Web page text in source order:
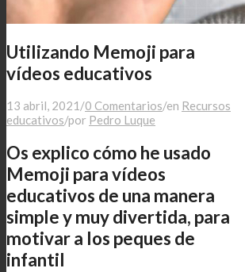
Utilizando Memoji para
vídeos educativos
13 abril, 2021 /0 Comentarios/en Recursos
educativos/por Pedro Luque
Os explico cómo he usado
Memoji para vídeos
educativos de una manera
simple y muy divertida, para
motivar a los peques de
infantil